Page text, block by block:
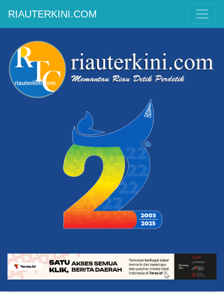
RIAUTERKINI.COM